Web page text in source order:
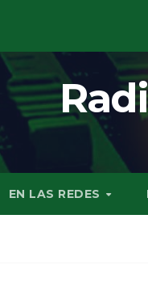
EN LAS REDES